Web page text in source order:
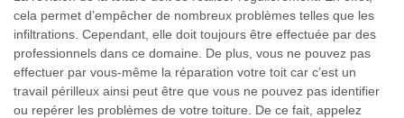
cela permet d’empêcher de nombreux problèmes telles que les
infiltrations. Cependant, elle doit toujours être effectuée par des
professionnels dans ce domaine. De plus, vous ne pouvez pas
effectuer par vous-même la réparation votre toit car c’est un
travail périlleux ainsi peut être que vous ne pouvez pas identifier
ou repérer les problèmes de votre toiture. De ce fait, appelez